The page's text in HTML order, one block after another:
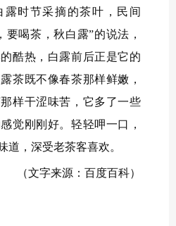
露时节采摘的茶叶，民间
要喝茶，秋白露”的说法，
酷热，白露前后正是它的
茶既不像春茶那样鲜嫩，
样干涩味苦，它多了一些
觉刚刚好。轻轻呷一口，
道，深受老茶客喜欢。
（文字来源：百度百科）